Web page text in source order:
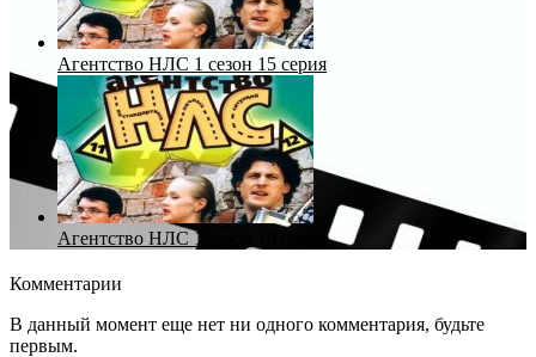
Агентство НЛС 1 сезон 15 серия
Агентство НЛС 1 сезон 16 серия
Комментарии
В данный момент еще нет ни одного комментария, будьте
первым.